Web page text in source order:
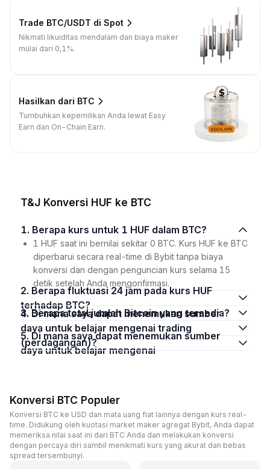
Trade BTC/USDT di Spot
Nikmati likuiditas mendalam dan biaya maker
mulai dari 0,1%.
Hasilkan dari BTC
Tumbuhkan kepemilikan Anda lewat Easy
Earn dan On-Chain Earn.
T&J Konversi HUF ke BTC
1. Berapa kurs untuk 1 HUF dalam BTC?
1 HUF saat ini bernilai sekitar 0 BTC. Kurs HUF ke BTC
diperbarui secara real-time di Bybit tanpa biaya
konversi dan dengan penguncian kurs selama 15
detik setelah Anda mengonfirmasi.
2. Berapa fluktuasi 24 jam pada kurs HUF
terhadap BTC?
3. Berapa total jumlah Bitcoin yang tersedia?
4. Di mana saya dapat menemukan sumber
daya untuk belajar mengenai trading
(perdagangan)?
5. Di mana saya dapat menemukan sumber
daya untuk belajar mengenai
Konversi BTC Populer
Konversi BTC ke USD dan mata uang fiat lainnya dengan kurs real-
time. Didukung oleh kuotasi market maker agregat Bybit, Anda dapat
memeriksa nilai saat ini dari BTC Anda dan melakukan konversi
dengan percaya diri sambil menikmati kurs yang akurat dan bebas
spread tersembunyi.